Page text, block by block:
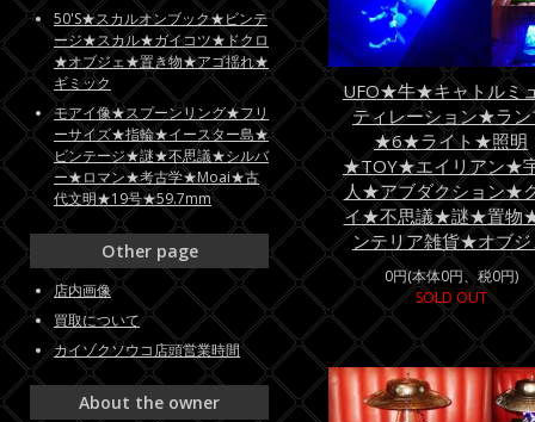
UFO★牛★キャトルミ
ティレーション★ラン
★6★ライト★照明
★TOY★エイリアン★
人★アブダクション★
イ★不思議★謎★置物
ンテリア雑貨★オブジ
0円(本体0円、税0円)
SOLD OUT
50'S★スカルオンブック★ビンテ
ージ★スカル★ガイコツ★ドクロ
★オブジェ★置き物★アゴ揺れ★
ギミック
モアイ像★スプーンリング★フリ
ーサイズ★指輪★イースター島★
ビンテージ★謎★不思議★シルバ
ー★ロマン★考古学★Moai★古
代文明★19号★59.7mm
Other page
店内画像
買取について
カイゾクソウコ店頭営業時間
About the owner